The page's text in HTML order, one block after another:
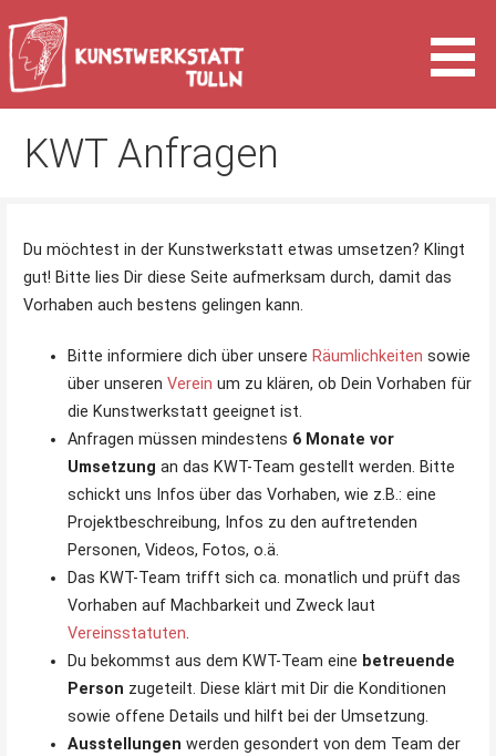
Inhalt
springen
Kunstwerkstatt Tulln
KWT Anfragen
Du möchtest in der Kunstwerkstatt etwas umsetzen? Klingt
gut! Bitte lies Dir diese Seite aufmerksam durch, damit das
Vorhaben auch bestens gelingen kann.
Bitte informiere dich über unsere Räumlichkeiten sowie
über unseren Verein um zu klären, ob Dein Vorhaben für
die Kunstwerkstatt geeignet ist.
Anfragen müssen mindestens 6 Monate vor
Umsetzung an das KWT-Team gestellt werden. Bitte
schickt uns Infos über das Vorhaben, wie z.B.: eine
Projektbeschreibung, Infos zu den auftretenden
Personen, Videos, Fotos, o.ä.
Das KWT-Team trifft sich ca. monatlich und prüft das
Vorhaben auf Machbarkeit und Zweck laut
Vereinsstatuten.
Du bekommst aus dem KWT-Team eine betreuende
Person zugeteilt. Diese klärt mit Dir die Konditionen
sowie offene Details und hilft bei der Umsetzung.
Ausstellungen werden gesondert von dem Team der